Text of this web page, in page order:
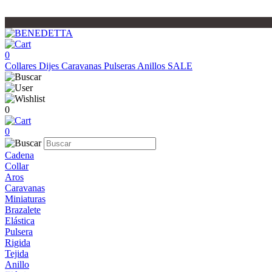
0
Collares Dijes Caravanas Pulseras Anillos SALE
0
0
Cadena
Collar
Aros
Caravanas
Miniaturas
Brazalete
Elástica
Pulsera
Rigida
Tejida
Anillo